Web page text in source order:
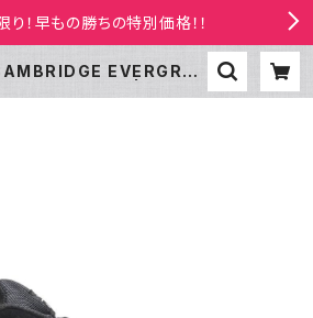
り！早もの勝ちの特別価格！！
EVERGREE